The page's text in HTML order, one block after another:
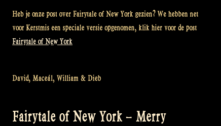
Heb je onze post over Fairytale of New York gezien? We hebben net
voor Kerstmis een speciale versie opgenomen, klik hier voor de post
Fairytale of New York
David, Maceál, William & Dieb
Fairytale of New York – Merry